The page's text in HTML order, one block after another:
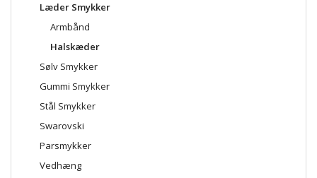
Læder Smykker
Armbånd
Halskæder
Sølv Smykker
Gummi Smykker
Stål Smykker
Swarovski
Parsmykker
Vedhæng